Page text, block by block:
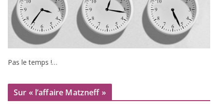
Pas le temps !…
Sur « l’affaire Matzneff »